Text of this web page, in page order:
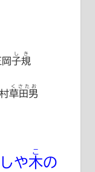
岡子規
き
草田男
さたお
や木
こ
の